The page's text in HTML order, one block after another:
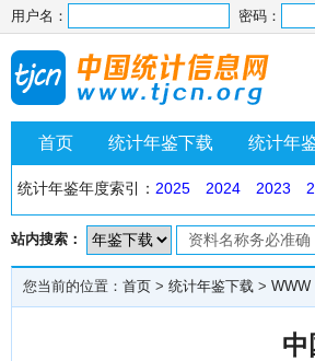
用户名： 密码：
首页 统计年鉴下载 统计年
统计年鉴年度索引： 2025 2024 2023
站内搜索：
您当前的位置： 首页 > 统计年鉴下载 > WWW
中